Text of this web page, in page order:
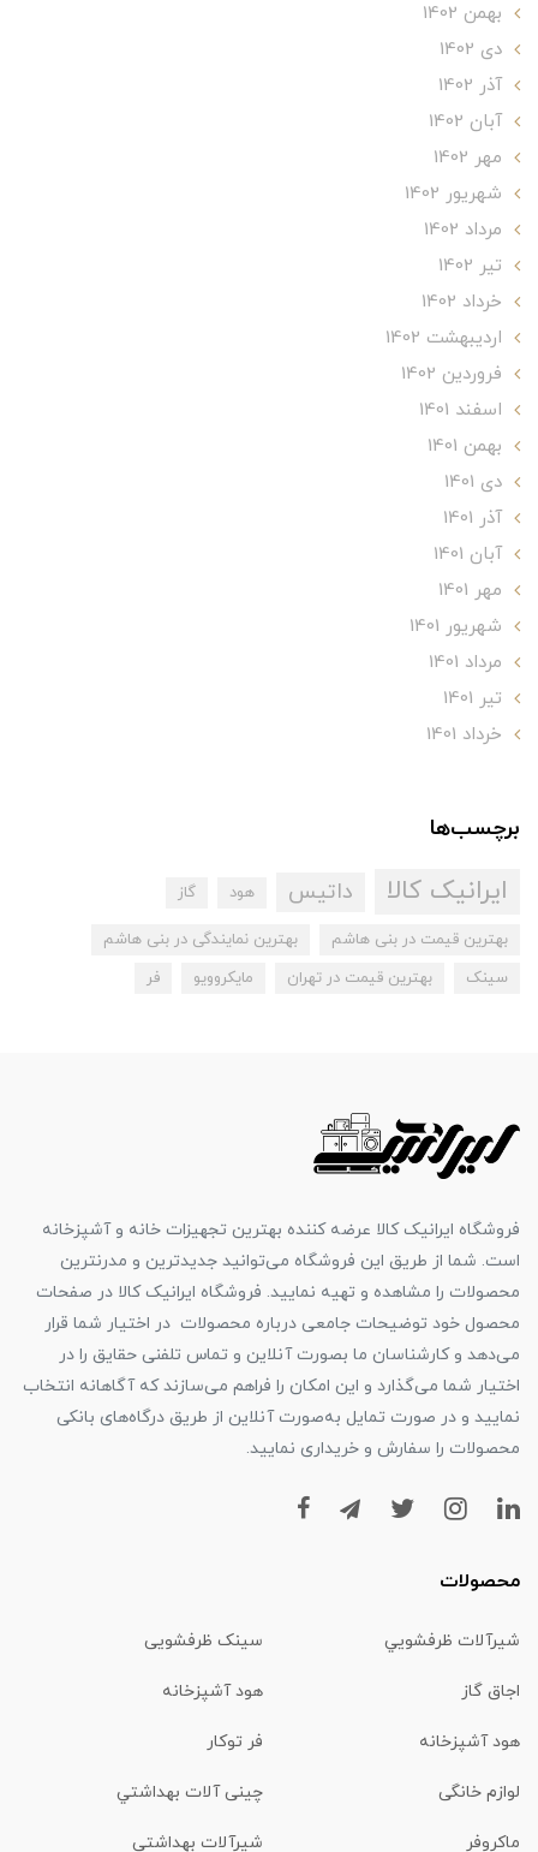
بهمن 1402
دی 1402
آذر 1402
آبان 1402
مهر 1402
شهریور 1402
مرداد 1402
تير 1402
خرداد 1402
ارديبهشت 1402
فروردین 1402
اسفند 1401
بهمن 1401
دی 1401
آذر 1401
آبان 1401
مهر 1401
شهریور 1401
مرداد 1401
تير 1401
خرداد 1401
برچسب‌ها
ایرانیک کالا داتیس هود گاز
بهترین قیمت در بنی هاشم
بهترین نمایندگی در بنی هاشم
سینک
بهترین قیمت در تهران مایکروویو فر
فروشگاه ایرانیک کالا عرضه کننده بهترین تجهیزات خانه و آشپزخانه
است. شما از طریق این فروشگاه می‌توانید جدیدترین و مدرنترین
محصولات را مشاهده و تهیه نمایید. فروشگاه ایرانیک کالا در صفحات
محصول خود توضیحات جامعی درباره محصولات در اختیار شما قرار
می‌دهد و کارشناسان ما بصورت آنلاین و تماس تلفنی حقایق را در
اختیار شما می‌گذارد و این امکان را فراهم می‌سازند که آگاهانه انتخاب
نمایید و در صورت تمایل به‌صورت آنلاین از طریق درگاه‌های بانکی
محصولات را سفارش و خریداری نمایید.
محصولات
شیرآلات ظرفشويي سینک ظرفشویی
اجاق گاز هود آشپزخانه
هود آشپزخانه فر توکار
لوازم خانگی چینی آلات بهداشتي
ماكروفر شیرآلات بهداشتي